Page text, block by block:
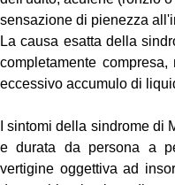
dell'udito, acufene (ronzio
sensazione di pienezza
La causa esatta della
completamente
I sintomi della sindrome di
e durata da persona a